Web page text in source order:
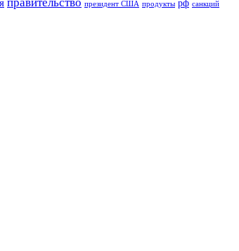
правительство президент США продукты рф санкций